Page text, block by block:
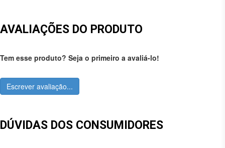
AVALIAÇÕES DO PRODUTO
Tem esse produto? Seja o primeiro a avaliá-lo!
Escrever avaliação...
DÚVIDAS DOS CONSUMIDORES